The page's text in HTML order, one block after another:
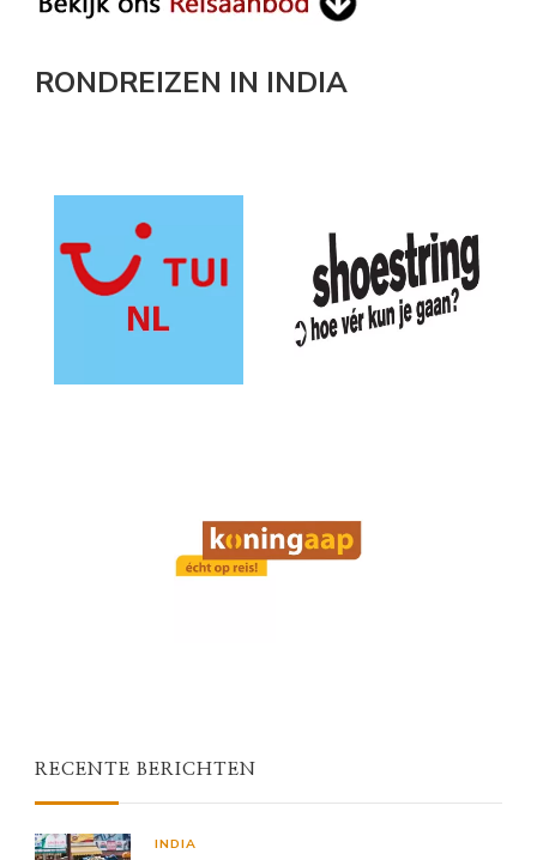
RONDREIZEN IN INDIA
RECENTE BERICHTEN
INDIA